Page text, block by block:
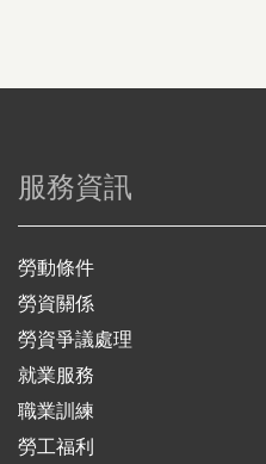
服務資訊
勞動條件
勞資關係
勞資爭議處理
就業服務
職業訓練
勞工福利